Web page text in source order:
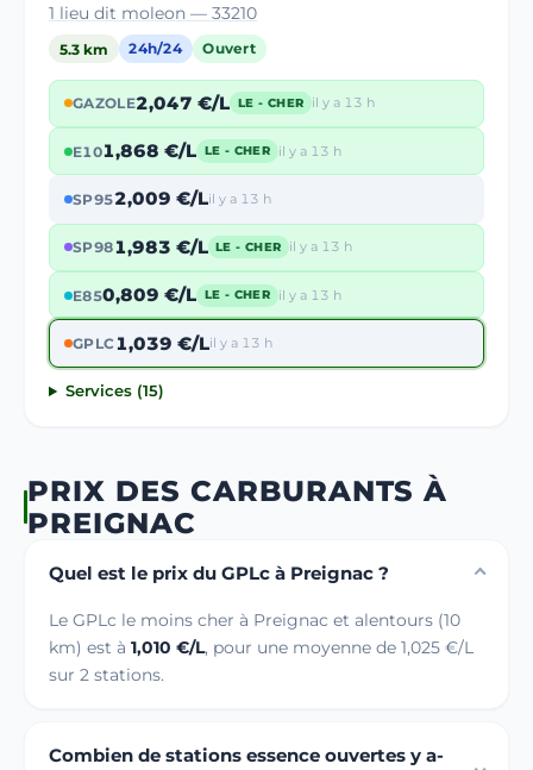
1 lieu dit moleon — 33210
5.3 km 24h/24 Ouvert
GAZOLE2,047 €/L LE - CHER il y a 13 h
E101,868 €/L LE - CHER il y a 13 h
SP952,009 €/Lil y a 13 h
SP981,983 €/L LE - CHER il y a 13 h
E850,809 €/L LE - CHER il y a 13 h
GPLC1,039 €/Lil y a 13 h
Services (15)
PRIX DES CARBURANTS À
PREIGNAC
Quel est le prix du GPLc à Preignac ?
Le GPLc le moins cher à Preignac et alentours (10
km) est à 1,010 €/L, pour une moyenne de 1,025 €/L
sur 2 stations.
Combien de stations essence ouvertes y a-